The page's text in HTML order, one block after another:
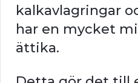
kalkavlagringar
har en mycket
ättika.